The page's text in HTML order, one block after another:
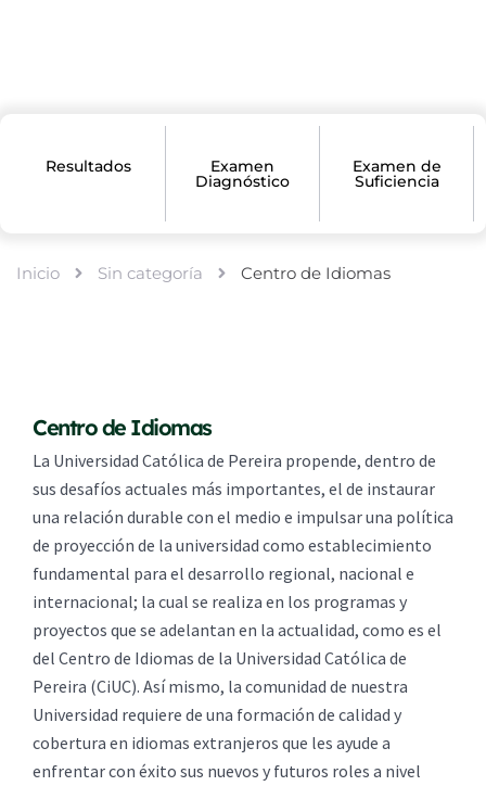
Resultados Examen
Diagnóstico
Examen de
Suficiencia
Inicio Sin categoría Centro de Idiomas
Centro de Idiomas
La Universidad Católica de Pereira propende, dentro de
sus desafíos actuales más importantes, el de instaurar
una relación durable con el medio e impulsar una política
de proyección de la universidad como establecimiento
fundamental para el desarrollo regional, nacional e
internacional; la cual se realiza en los programas y
proyectos que se adelantan en la actualidad, como es el
del Centro de Idiomas de la Universidad Católica de
Pereira (CiUC). Así mismo, la comunidad de nuestra
Universidad requiere de una formación de calidad y
cobertura en idiomas extranjeros que les ayude a
enfrentar con éxito sus nuevos y futuros roles a nivel